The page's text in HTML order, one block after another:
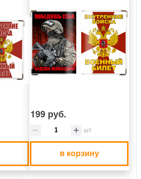
199 руб.
шт
в корзину